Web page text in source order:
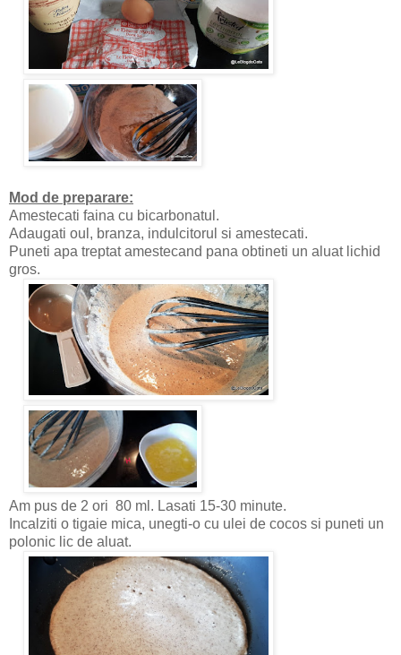
Mod de preparare:
Amestecati faina cu bicarbonatul.
Adaugati oul, branza, indulcitorul si amestecati.
Puneti apa treptat amestecand pana obtineti un aluat lichid
gros.
Am pus de 2 ori 80 ml. Lasati 15-30 minute.
Incalziti o tigaie mica, unegti-o cu ulei de cocos si puneti un
polonic lic de aluat.